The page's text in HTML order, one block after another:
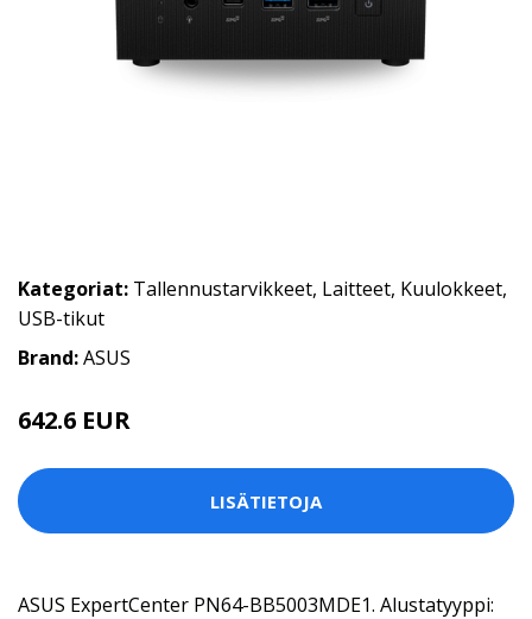
Kategoriat: Tallennustarvikkeet, Laitteet, Kuulokkeet,
USB-tikut
Brand:ASUS
642.6 EUR
LISÄTIETOJA
ASUS ExpertCenter PN64-BB5003MDE1. Alustatyyppi: